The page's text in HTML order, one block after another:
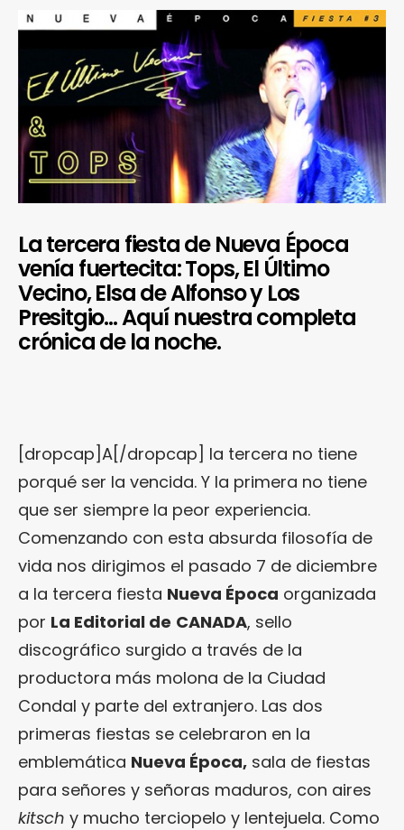
La tercera fiesta de Nueva Época
venía fuertecita: Tops, El Último
Vecino, Elsa de Alfonso y Los
Presitgio… Aquí nuestra completa
crónica de la noche.
[dropcap]A[/dropcap] la tercera no tiene
porqué ser la vencida. Y la primera no tiene
que ser siempre la peor experiencia.
Comenzando con esta absurda filosofía de
vida nos dirigimos el pasado 7 de diciembre
a la tercera fiesta Nueva Época organizada
por La Editorial de CANADA, sello
discográfico surgido a través de la
productora más molona de la Ciudad
Condal y parte del extranjero. Las dos
primeras fiestas se celebraron en la
emblemática Nueva Época, sala de fiestas
para señores y señoras maduros, con aires
kitsch y mucho terciopelo y lentejuela. Como